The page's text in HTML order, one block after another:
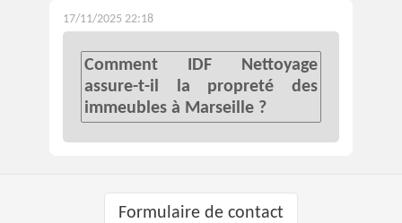
17/11/2025 22:18
Comment IDF Nettoyage
assure-t-il la propreté des
immeubles à Marseille ?
Formulaire de contact